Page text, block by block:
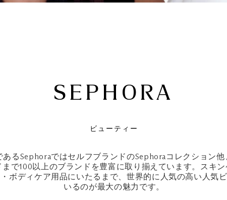
SEPHORA
ビューティー
るSephoraではセルフブランドのSephoraコレクション
で100以上のブランドを豊富に取り揃えています。スキ
ボディケア用品にいたるまで、世界的に人気の高い人気
いるのが最大の魅力です。